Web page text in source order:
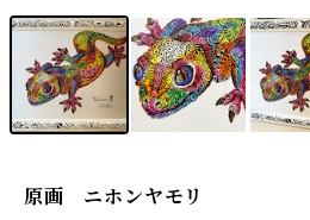
原画 ニホンヤモリ